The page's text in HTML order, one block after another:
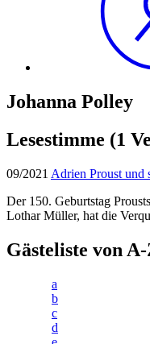
Johanna Polley
Lesestimme (1
09/2021 Adrien Proust und
Der 150. Geburtstag
Lothar Müller, hat die
Gästeliste von
a
b
c
d